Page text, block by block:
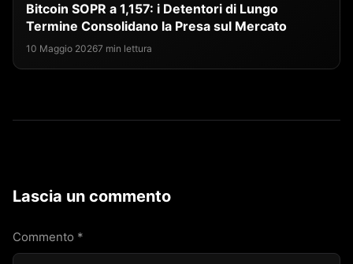
Bitcoin SOPR a 1,157: i Detentori di Lungo
Termine Consolidano la Presa sul Mercato
10 Maggio 20267 min lettura
Lascia un commento
Commento *